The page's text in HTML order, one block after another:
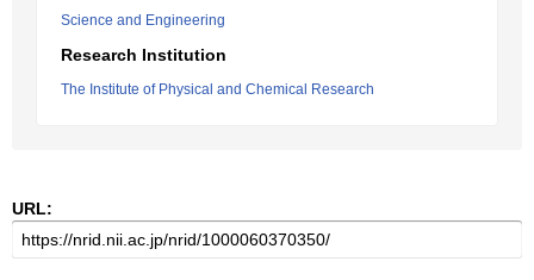
Science and Engineering
Research Institution
The Institute of Physical and Chemical Research
URL: